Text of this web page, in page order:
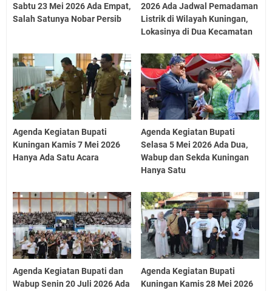
Sabtu 23 Mei 2026 Ada Empat,
Salah Satunya Nobar Persib
2026 Ada Jadwal Pemadaman
Listrik di Wilayah Kuningan,
Lokasinya di Dua Kecamatan
Agenda Kegiatan Bupati
Kuningan Kamis 7 Mei 2026
Hanya Ada Satu Acara
Agenda Kegiatan Bupati
Selasa 5 Mei 2026 Ada Dua,
Wabup dan Sekda Kuningan
Hanya Satu
Agenda Kegiatan Bupati dan
Wabup Senin 20 Juli 2026 Ada
Agenda Kegiatan Bupati
Kuningan Kamis 28 Mei 2026